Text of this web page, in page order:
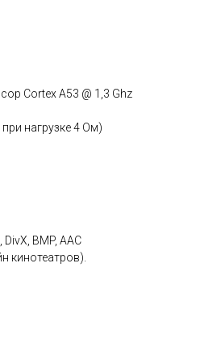
Cortex A53 @ 1,3 Ghz
нагрузке 4 Ом)
DivX, BMP, AAC
кинотеатров).